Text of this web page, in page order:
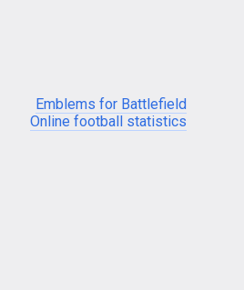
Emblems for Battlefield
Online football statistics